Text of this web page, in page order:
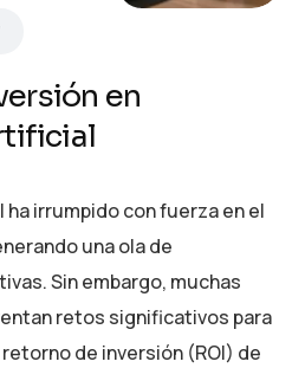
en
irrumpido con fuerza en el
una ola de
Sin embargo, muchas
retos significativos para
de inversión (ROI) de